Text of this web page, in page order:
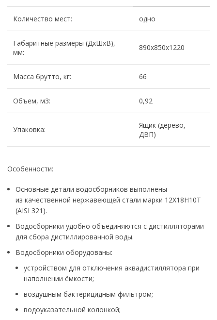
Количество мест: одно
Габаритные размеры (ДхШхВ),
мм:
890х850х1220
Масса брутто, кг: 66
Объем, м3: 0,92
Упаковка:
Ящик (дерево,
ДВП)
Особенности:
Основные детали водосборников выполнены
из качественной нержавеющей стали марки 12Х18Н10Т
(AISI 321).
Водосборники удобно объединяются с дистилляторами
для сбора дистиллированной воды.
Водосборники оборудованы:
устройством для отключения аквадистиллятора при
наполнении ёмкости;
воздушным бактерицидным фильтром;
водоуказательной колонкой;